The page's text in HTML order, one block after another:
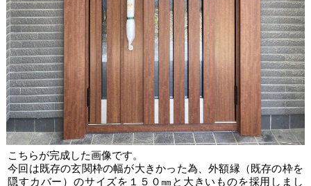
こちらが完成した画像です。
今回は既存の玄関枠の幅が大きかった為、外額縁（既存の枠を
隠すカバー）のサイズを１５０㎜と大きいものを採用しまし